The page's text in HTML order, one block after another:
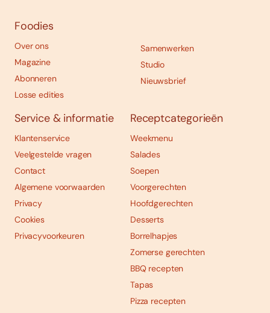
Foodies
Over ons
Magazine
Abonneren
Losse edities
Samenwerken
Studio
Nieuwsbrief
Service & informatie
Klantenservice
Veelgestelde vragen
Contact
Algemene voorwaarden
Privacy
Cookies
Privacyvoorkeuren
Receptcategorieën
Weekmenu
Salades
Soepen
Voorgerechten
Hoofdgerechten
Desserts
Borrelhapjes
Zomerse gerechten
BBQ recepten
Tapas
Pizza recepten